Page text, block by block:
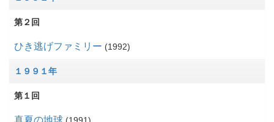
第２回
ひき逃げファミリー 1992
１９９１年
第１回
真夏の地球